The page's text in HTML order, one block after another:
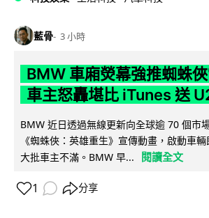
藍骨 3 小時
BMW 車廂熒幕強推蜘蛛
車主怒轟堪比 iTunes 送
BMW 近日透過無線更新向全球逾 70 個市
《蜘蛛俠：英雄重生》宣傳動畫，啟動車
大批車主不滿。BMW 早...
閱讀全文
1 分享